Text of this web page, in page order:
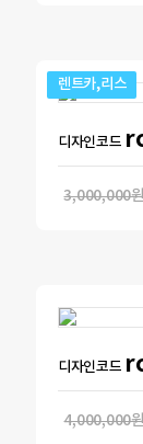
렌트카,리스
디자인코드
3,000,000
디자인코드
4,000,000